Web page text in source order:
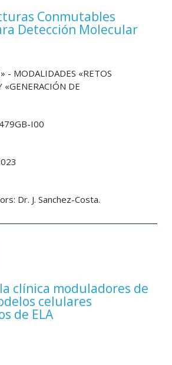
Conmutables
Detección Molecular
- MODALIDADES «RETOS
«GENERACIÓN DE
I00
Dr. J. Sanchez-Costa.
clínica moduladores de
celulares
de ELA